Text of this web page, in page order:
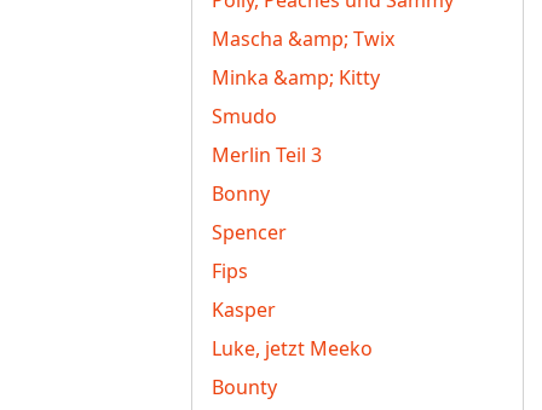
Mascha &amp; Twix
Minka &amp; Kitty
Smudo
Merlin Teil 3
Bonny
Spencer
Fips
Kasper
Luke, jetzt Meeko
Bounty